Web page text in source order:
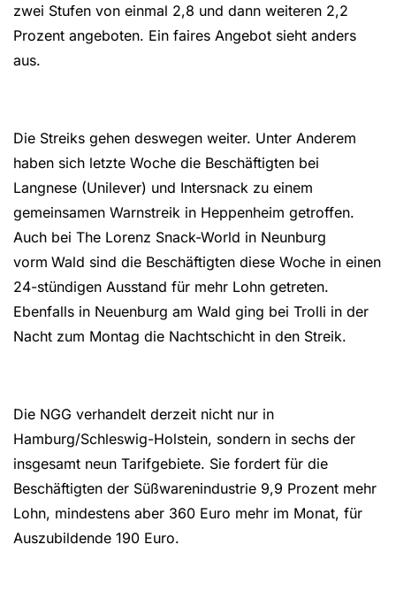
zwei Stufen von einmal 2,8 und dann weiteren 2,2
Prozent angeboten. Ein faires Angebot sieht anders
aus.
Die Streiks gehen deswegen weiter. Unter Anderem
haben sich letzte Woche die Beschäftigten bei
Langnese (Unilever) und Intersnack zu einem
gemeinsamen Warnstreik in Heppenheim getroffen.
Auch bei The Lorenz Snack-World in Neunburg
vorm Wald sind die Beschäftigten diese Woche in einen
24-stündigen Ausstand für mehr Lohn getreten.
Ebenfalls in Neuenburg am Wald ging bei Trolli in der
Nacht zum Montag die Nachtschicht in den Streik.
Die NGG verhandelt derzeit nicht nur in
Hamburg/Schleswig-Holstein, sondern in sechs der
insgesamt neun Tarifgebiete. Sie fordert für die
Beschäftigten der Süßwarenindustrie 9,9 Prozent mehr
Lohn, mindestens aber 360 Euro mehr im Monat, für
Auszubildende 190 Euro.